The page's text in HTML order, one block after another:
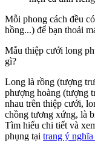
Mỗi phong cách đều
hồng...) để bạn thoải
Mẫu thiệp cưới long
gì?
Long là rồng (tượng
phượng hoàng (tượng
nhau trên thiệp cưới,
chồng tương xứng, là
Tìm hiểu chi tiết và
phụng tại trang ý